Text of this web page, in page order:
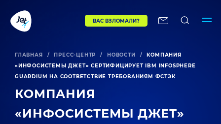
ВАС ВЗЛОМАЛИ?
ГЛАВНАЯ / ПРЕСС-ЦЕНТР / НОВОСТИ /
КОМПАНИЯ
«ИНФОСИСТЕМЫ ДЖЕТ» СЕРТИФИЦИРУЕТ IBM INFOSPHERE
GUARDIUM НА СООТВЕТСТВИЕ ТРЕБОВАНИЯМ ФСТЭК
КОМПАНИЯ
«ИНФОСИСТЕМЫ ДЖЕТ»